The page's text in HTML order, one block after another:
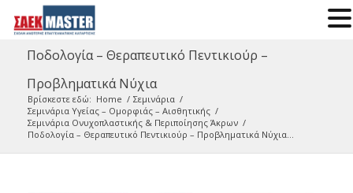
Ποδολογία – Θεραπευτικό Πεντικιούρ –
Προβληματικά Νύχια
Βρίσκεστε εδώ: Home / Σεμινάρια /
Σεμινάρια Υγείας – Ομορφιάς – Αισθητικής /
Σεμινάρια Ονυχοπλαστικής & Περιποίησης Άκρων /
Ποδολογία – Θεραπευτικό Πεντικιούρ – Προβληματικά Νύχια...